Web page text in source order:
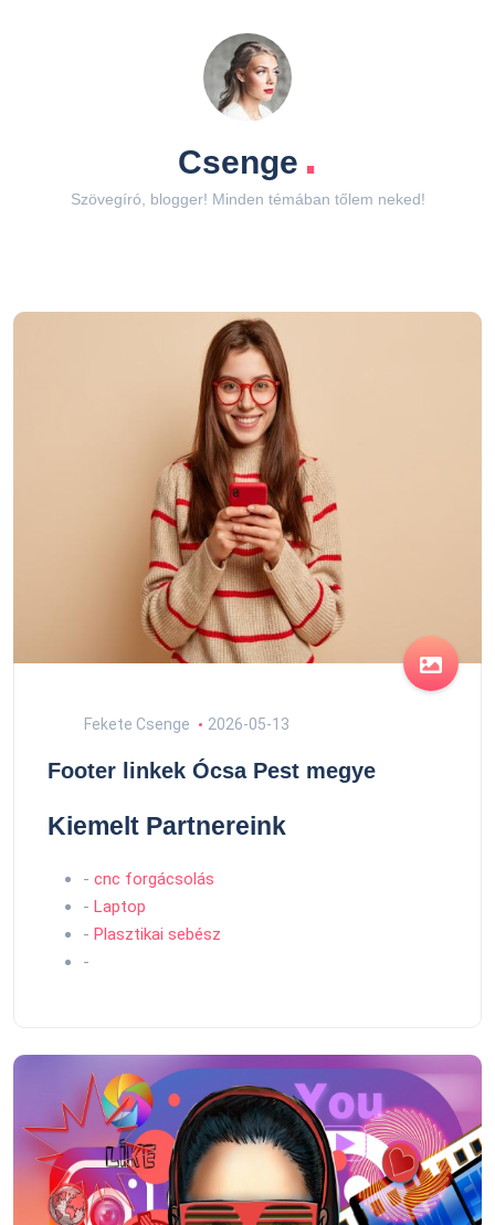
Csenge .
Szövegíró, blogger! Minden témában tőlem neked!
Fekete Csenge 2026-05-13
Footer linkek Ócsa Pest megye
Kiemelt Partnereink
- cnc forgácsolás
- Laptop
- Plasztikai sebész
-